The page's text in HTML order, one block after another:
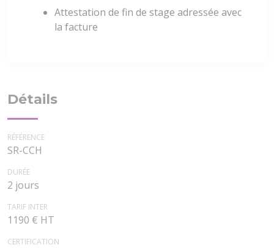
Attestation de fin de stage adressée avec
la facture
Détails
RÉFÉRENCE
SR-CCH
DURÉE
2 jours
TARIF INTER
1190 € HT
CERTIFICATION